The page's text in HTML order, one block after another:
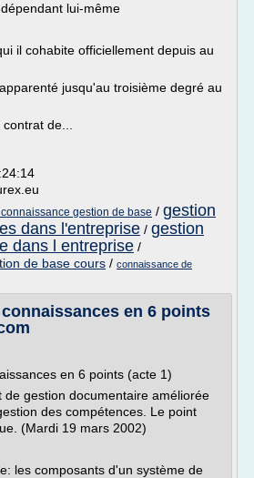
lui-même
il cohabite officiellement depuis au
jusqu'au troisième degré au
de...
gestion de base / gestion
dans l'entreprise / gestion
dans l entreprise /
de base cours / connaissance de
en 6 points
en 6 points (acte 1)
de gestion documentaire améliorée
des compétences. Le point
(Mardi 19 mars 2002)
les composants d'un système de